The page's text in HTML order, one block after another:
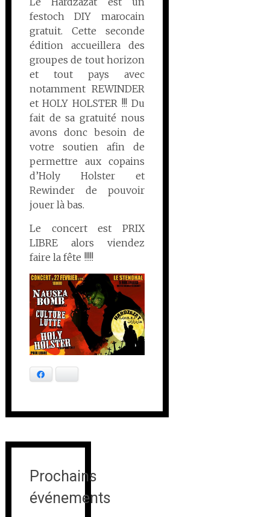
festoch DIY marocain
gratuit. Cette seconde
édition accueillera des
groupes de tout horizon
et tout pays avec
notamment REWINDER
et HOLY HOLSTER !!! Du
fait de sa gratuité nous
avons donc besoin de
votre soutien afin de
permettre aux copains
d’Holy Holster et
Rewinder de pouvoir
jouer là bas.
Le concert est PRIX
LIBRE alors viendez
faire la fête !!!!!
Prochains
événements